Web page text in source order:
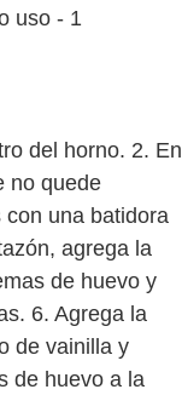
uso - 1
del horno. 2. En
no quede
una batidora
agrega la
de huevo y
6. Agrega la
de vainilla y
de huevo a la